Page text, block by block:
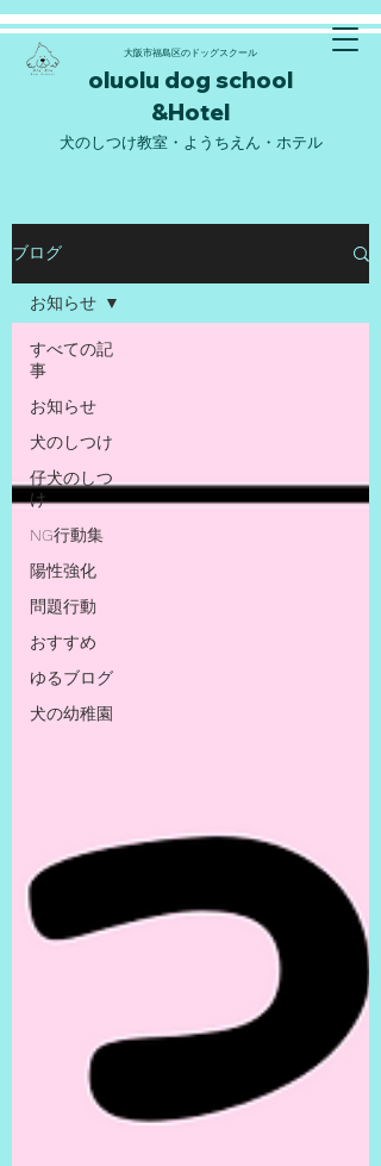
大阪市福島区のドッグスクール
oluolu dog school
&Hotel
​犬のしつけ教室・ようちえん・ホテル
ブログ
すべての記
事
お知らせ
犬のしつけ
仔犬のしつ
け
NG行動集
陽性強化
問題行動
おすすめ
ゆるブログ
犬の幼稚園
お知らせ